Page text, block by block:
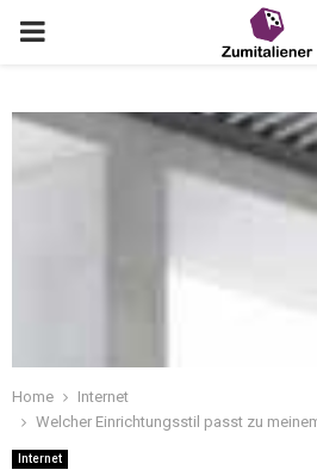
Home
Internet
Welcher Einrichtungsstil passt zu
Internet